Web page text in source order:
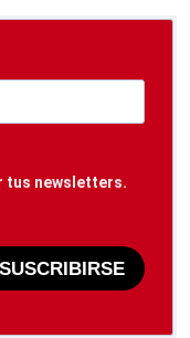
tus newsletters.
SUSCRIBIRSE